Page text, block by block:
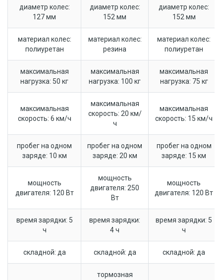
диаметр колес:
127 мм
диаметр колес:
152 мм
диаметр колес:
152 мм
материал колес:
полиуретан
материал колес:
резина
материал колес:
полиуретан
максимальная
нагрузка: 50 кг
максимальная
нагрузка: 100 кг
максимальная
нагрузка: 75 кг
максимальная
скорость: 6 км/ч
максимальная
скорость: 20 км/
ч
максимальная
скорость: 15 км/ч
пробег на одном
заряде: 10 км
пробег на одном
заряде: 20 км
пробег на одном
заряде: 15 км
мощность
двигателя: 120 Вт
мощность
двигателя: 250
Вт
мощность
двигателя: 120 Вт
время зарядки: 5
ч
время зарядки:
4 ч
время зарядки: 5
ч
складной: да складной: да складной: да
тормозная